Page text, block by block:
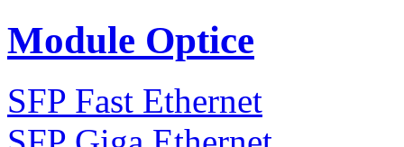
Module Optice
SFP Fast Ethernet